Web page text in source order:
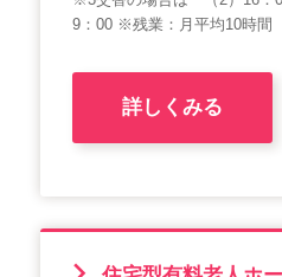
9：00 ※残業：月平均10時間
詳しくみる